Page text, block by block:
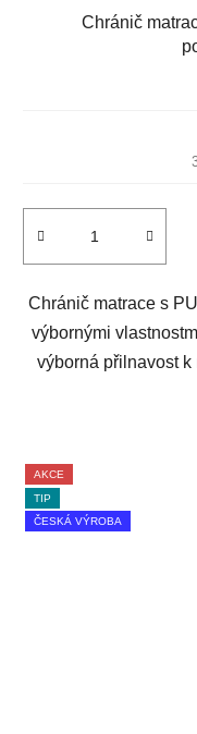
Chránič
Chránič matrace s
výbornými
výborná přilnavost
AKCE
TIP
ČESKÁ VÝROBA